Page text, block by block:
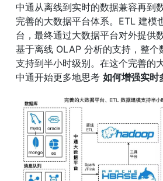
中通从离线到实时的数据兼容再到
完善的大数据平台体系。ETL 建模
台，最终通过大数据平台对外提供
基于离线 OLAP 分析的支持，整个
支持到半小时级别。在这个完善的
中通开始更多地思考 如何增强实时